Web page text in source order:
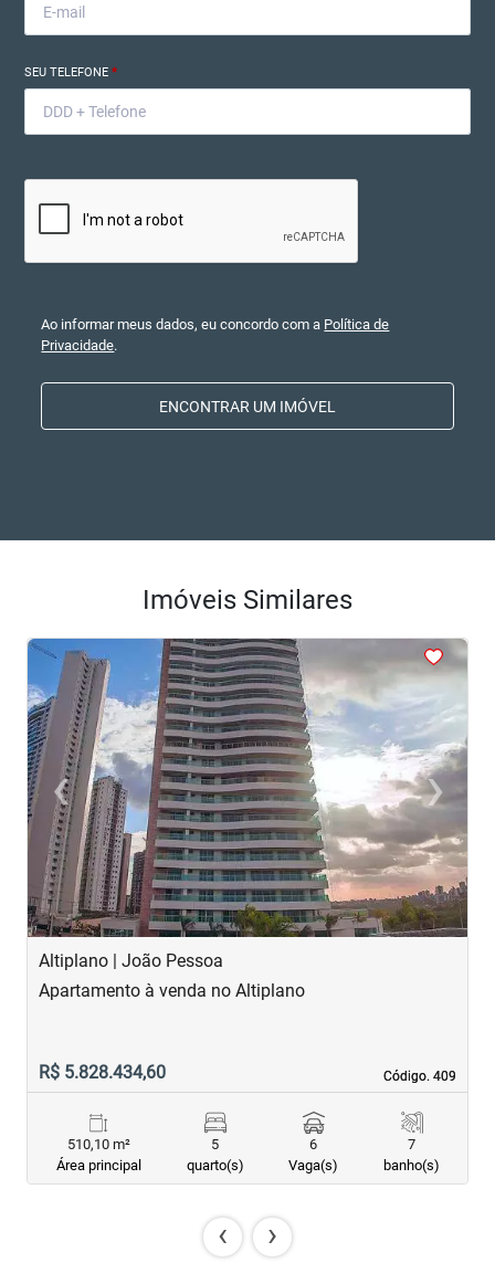
SEU TELEFONE*
Ao informar meus dados, eu concordo com a Política de
Privacidade.
ENCONTRAR UM IMÓVEL
Imóveis Similares
<<< <
‹
Previous ›Next
Altiplano | João Pessoa
Código. 409
Código. 409
Apartamento à venda no Altiplano
R$ 5.828.434,60
510,10 m²
Área principal
5
quarto(s)
6
Vaga(s)
7
banho(s)
‹ ›